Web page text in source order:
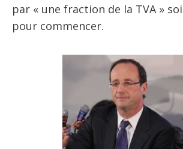
par « une fraction de la TVA »
pour commencer.